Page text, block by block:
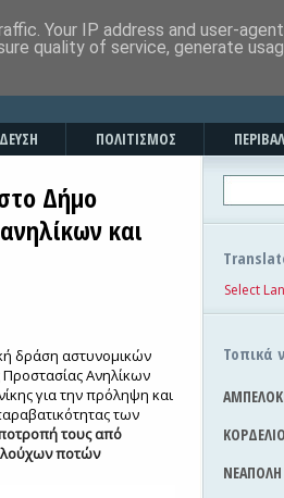
ΠΟΛΙΤΙΣΜΟΣ
Δήμο
και
δράση αστυνομικών
Ανηλίκων
για την πρόληψη και
των
τους από
ποτών
Select
Τοπικά
ΝΕΑΠΟΛΗ
Your IP address and user-agent
quality of service, generate